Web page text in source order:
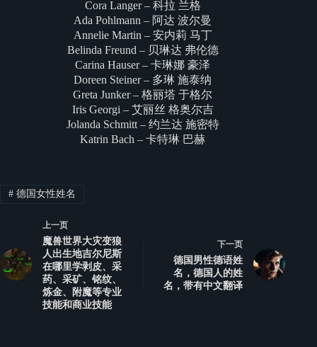
Cora Langer – 科拉 兰格
Ada Pohlmann – 阿达 波尔曼
Annelie Martin – 安内莉 马丁
Belinda Freund – 贝琳达 弗伦德
Carina Hauser – 卡琳娜 豪泽
Doreen Steiner – 多琳 施泰纳
Greta Junker – 格丽塔 于格尔
Iris Georgi – 艾丽丝 格奥尔吉
Jolanda Schmitt – 约兰达 施密特
Katrin Bach – 卡特琳 巴赫
#德国女性姓名
上一页
魔兽世界大灾变狼
人出生地吉尔尼斯
在哪里学剥皮、采
药、采矿、铭纹、
炼金、附魔等专业
技能和商业技能
下一页
德国男性德语姓
名，德国人的姓
名，带有中文翻译